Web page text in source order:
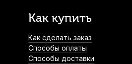
Как купить
Как сделать заказ
Способы оплаты
Способы доставки